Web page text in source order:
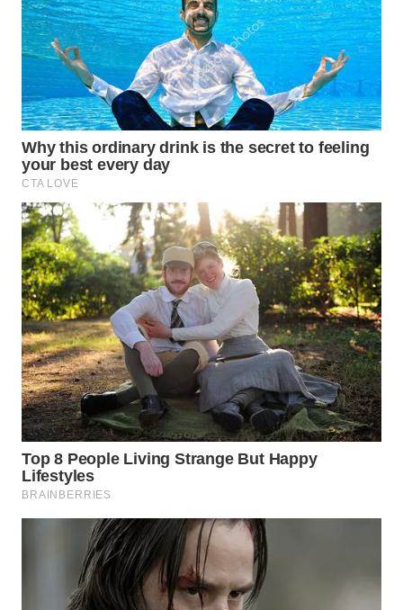
WN
TEBING
TINGGI
WN
PAKPAK
WN
KARAWANG
WN
BEKASI
WN
BOGOR
WN
DEPOK
WN
TAPANULI
UTARA
SAMOSIR